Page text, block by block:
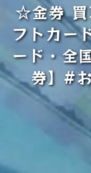
☆金券
フトカー
ード・全
券】#